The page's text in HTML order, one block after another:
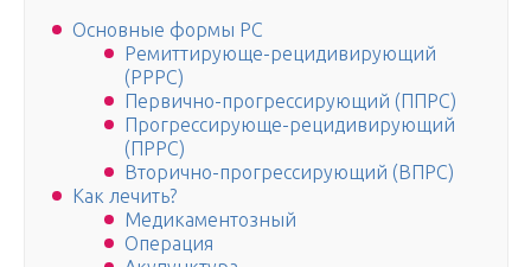
Основные формы РС
Ремиттирующе-рецидивирующий
(РРРС)
Первично-прогрессирующий (ППРС)
Прогрессирующе-рецидивирующий
(ПРРС)
Вторично-прогрессирующий (ВПРС)
Как лечить?
Медикаментозный
Операция